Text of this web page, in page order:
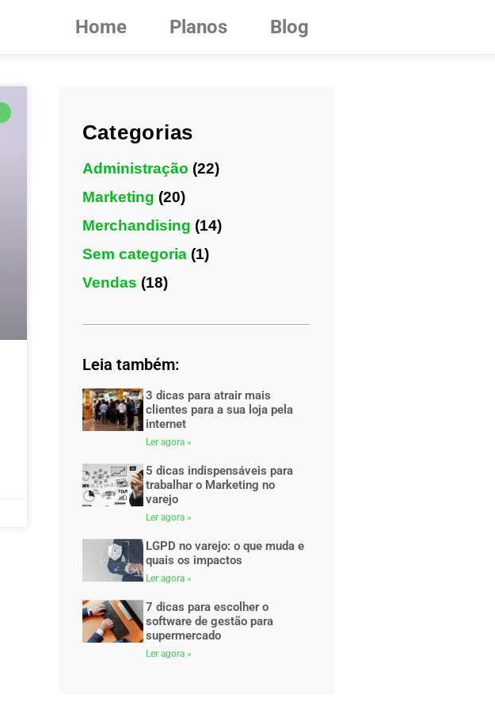
Home Planos Blog
Categorias
Administração (22)
Marketing (20)
Merchandising (14)
Sem categoria(1)
Vendas (18)
Leia também:
3 dicas para atrair mais
clientes para a sua loja pela
internet
Ler agora »
5 dicas indispensáveis para
trabalhar o Marketing no
varejo
Ler agora »
LGPD no varejo: o que muda e
quais os impactos
Ler agora »
7 dicas para escolher o
software de gestão para
supermercado
Ler agora »